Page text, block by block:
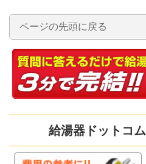
ページの先頭に戻る
給湯器ドットコ